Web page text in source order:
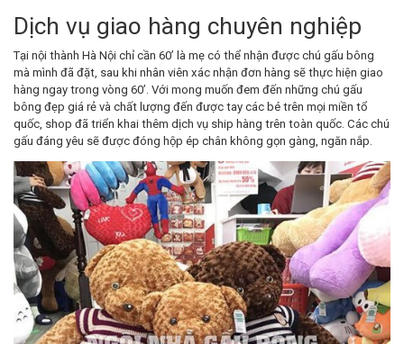
Dịch vụ giao hàng chuyên nghiệp
Tại nội thành Hà Nội chỉ cần 60’ là mẹ có thể nhận được chú gấu bông
mà mình đã đặt, sau khi nhân viên xác nhận đơn hàng sẽ thực hiện giao
hàng ngay trong vòng 60’. Với mong muốn đem đến những chú gấu
bông đẹp giá rẻ và chất lượng đến được tay các bé trên mọi miền tổ
quốc, shop đã triển khai thêm dịch vụ ship hàng trên toàn quốc. Các chú
gấu đáng yêu sẽ được đóng hộp ép chân không gọn gàng, ngăn nắp.